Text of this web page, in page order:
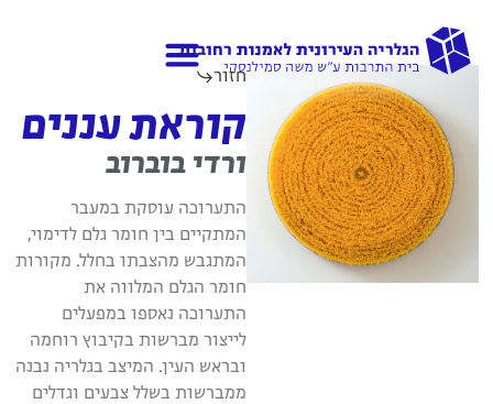
חזור
קוראת עננים
ורדי בוברוב
התערוכה עוסקת במעבר
המתקיים בין חומר גלם לדימוי,
המתגבש מהצבתו בחלל. מקורות
חומר הגלם המלווה את
התערוכה נאספו במפעלים
לייצור מברשות בקיבוץ רוחמה
ובראש העין. המיצב בגלריה נבנה
ממברשות בשלל צבעים וגדלים